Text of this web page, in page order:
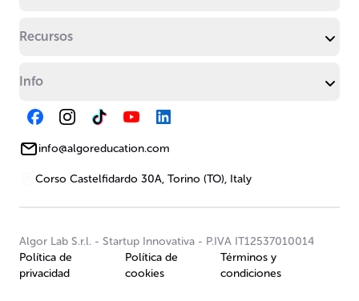
Recursos
Info
info@algoreducation.com
Corso Castelfidardo 30A, Torino (TO), Italy
Algor Lab S.r.l. - Startup Innovativa - P.IVA IT12537010014
Política de
privacidad
Política de
cookies
Términos y
condiciones